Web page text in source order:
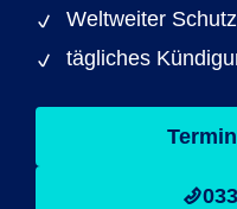
Weltweiter
tägliches